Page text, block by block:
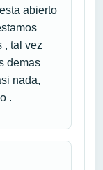
abierto
, tal vez
demas
nada,
.